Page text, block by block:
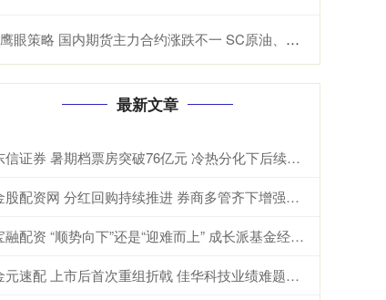
鹰眼策略 国内期货主力合约涨跌不一 SC原油、纸浆、淀粉、原木、棉花涨超1%
最新文章
东信证券 暑期档票房突破76亿元 冷热分化下后续增长可期
金股配资网 分红回购持续推进 券商多管齐下增强投资者信心
宝融配资 “顺势向下”还是“迎难而上” 成长派基金经理现分歧
金元速配 上市后首次重组折戟 佳华科技业绩难题待解